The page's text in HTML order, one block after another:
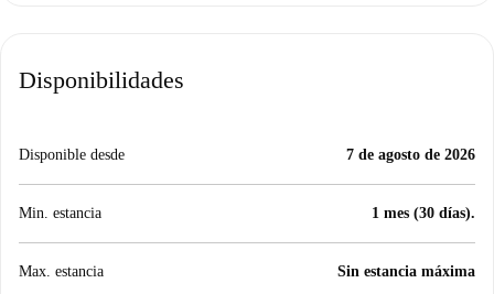
Disponibilidades
Disponible desde 7 de agosto de 2026
Min. estancia 1 mes (30 días).
Max. estancia Sin estancia máxima